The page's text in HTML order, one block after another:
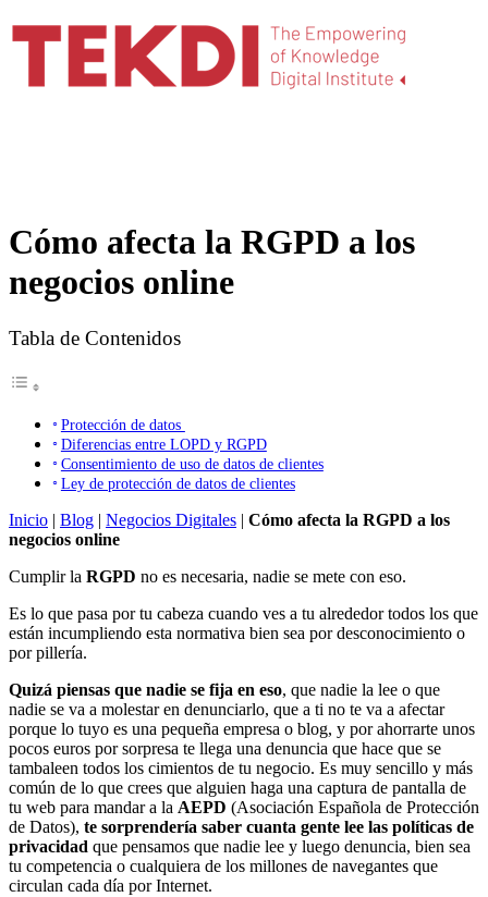
Cómo afecta la RGPD a los
negocios online
Tabla de Contenidos
Protección de datos
Diferencias entre LOPD y RGPD
Consentimiento de uso de datos de clientes
Ley de protección de datos de clientes
Inicio | Blog | Negocios Digitales | Cómo afecta la RGPD a los
negocios online
Cumplir la RGPD no es necesaria, nadie se mete con eso.
Es lo que pasa por tu cabeza cuando ves a tu alrededor todos los que
están incumpliendo esta normativa bien sea por desconocimiento o
por pillería.
Quizá piensas que nadie se fija en eso, que nadie la lee o que
nadie se va a molestar en denunciarlo, que a ti no te va a afectar
porque lo tuyo es una pequeña empresa o blog, y por ahorrarte unos
pocos euros por sorpresa te llega una denuncia que hace que se
tambaleen todos los cimientos de tu negocio. Es muy sencillo y más
común de lo que crees que alguien haga una captura de pantalla de
tu web para mandar a la AEPD (Asociación Española de Protección
de Datos), te sorprendería saber cuanta gente lee las políticas de
privacidad que pensamos que nadie lee y luego denuncia, bien sea
tu competencia o cualquiera de los millones de navegantes que
circulan cada día por Internet.